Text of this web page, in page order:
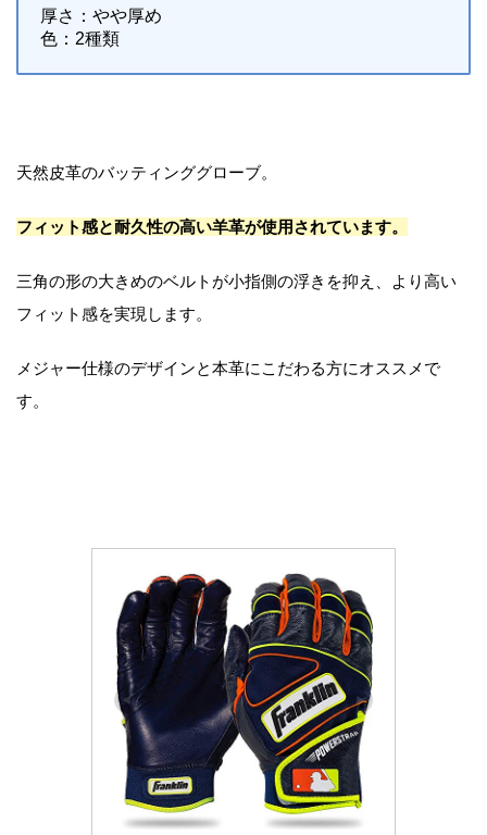
厚さ：やや厚め
色：2種類
天然皮革のバッティンググローブ。
フィット感と耐久性の高い羊革が使用されています。
三角の形の大きめのベルトが小指側の浮きを抑え、より高い
フィット感を実現します。
メジャー仕様のデザインと本革にこだわる方にオススメで
す。